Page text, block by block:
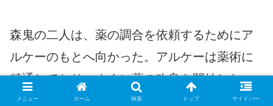
森鬼の二人は、薬の調合を依頼するためにア
ルケーのもとへ向かった。アルケーは薬術に
精通しており、すぐに薬の改良を開始した。
その結果、従来の治療薬よりも効果的で、短
メニュー ホーム 検索 トップ サイドバー